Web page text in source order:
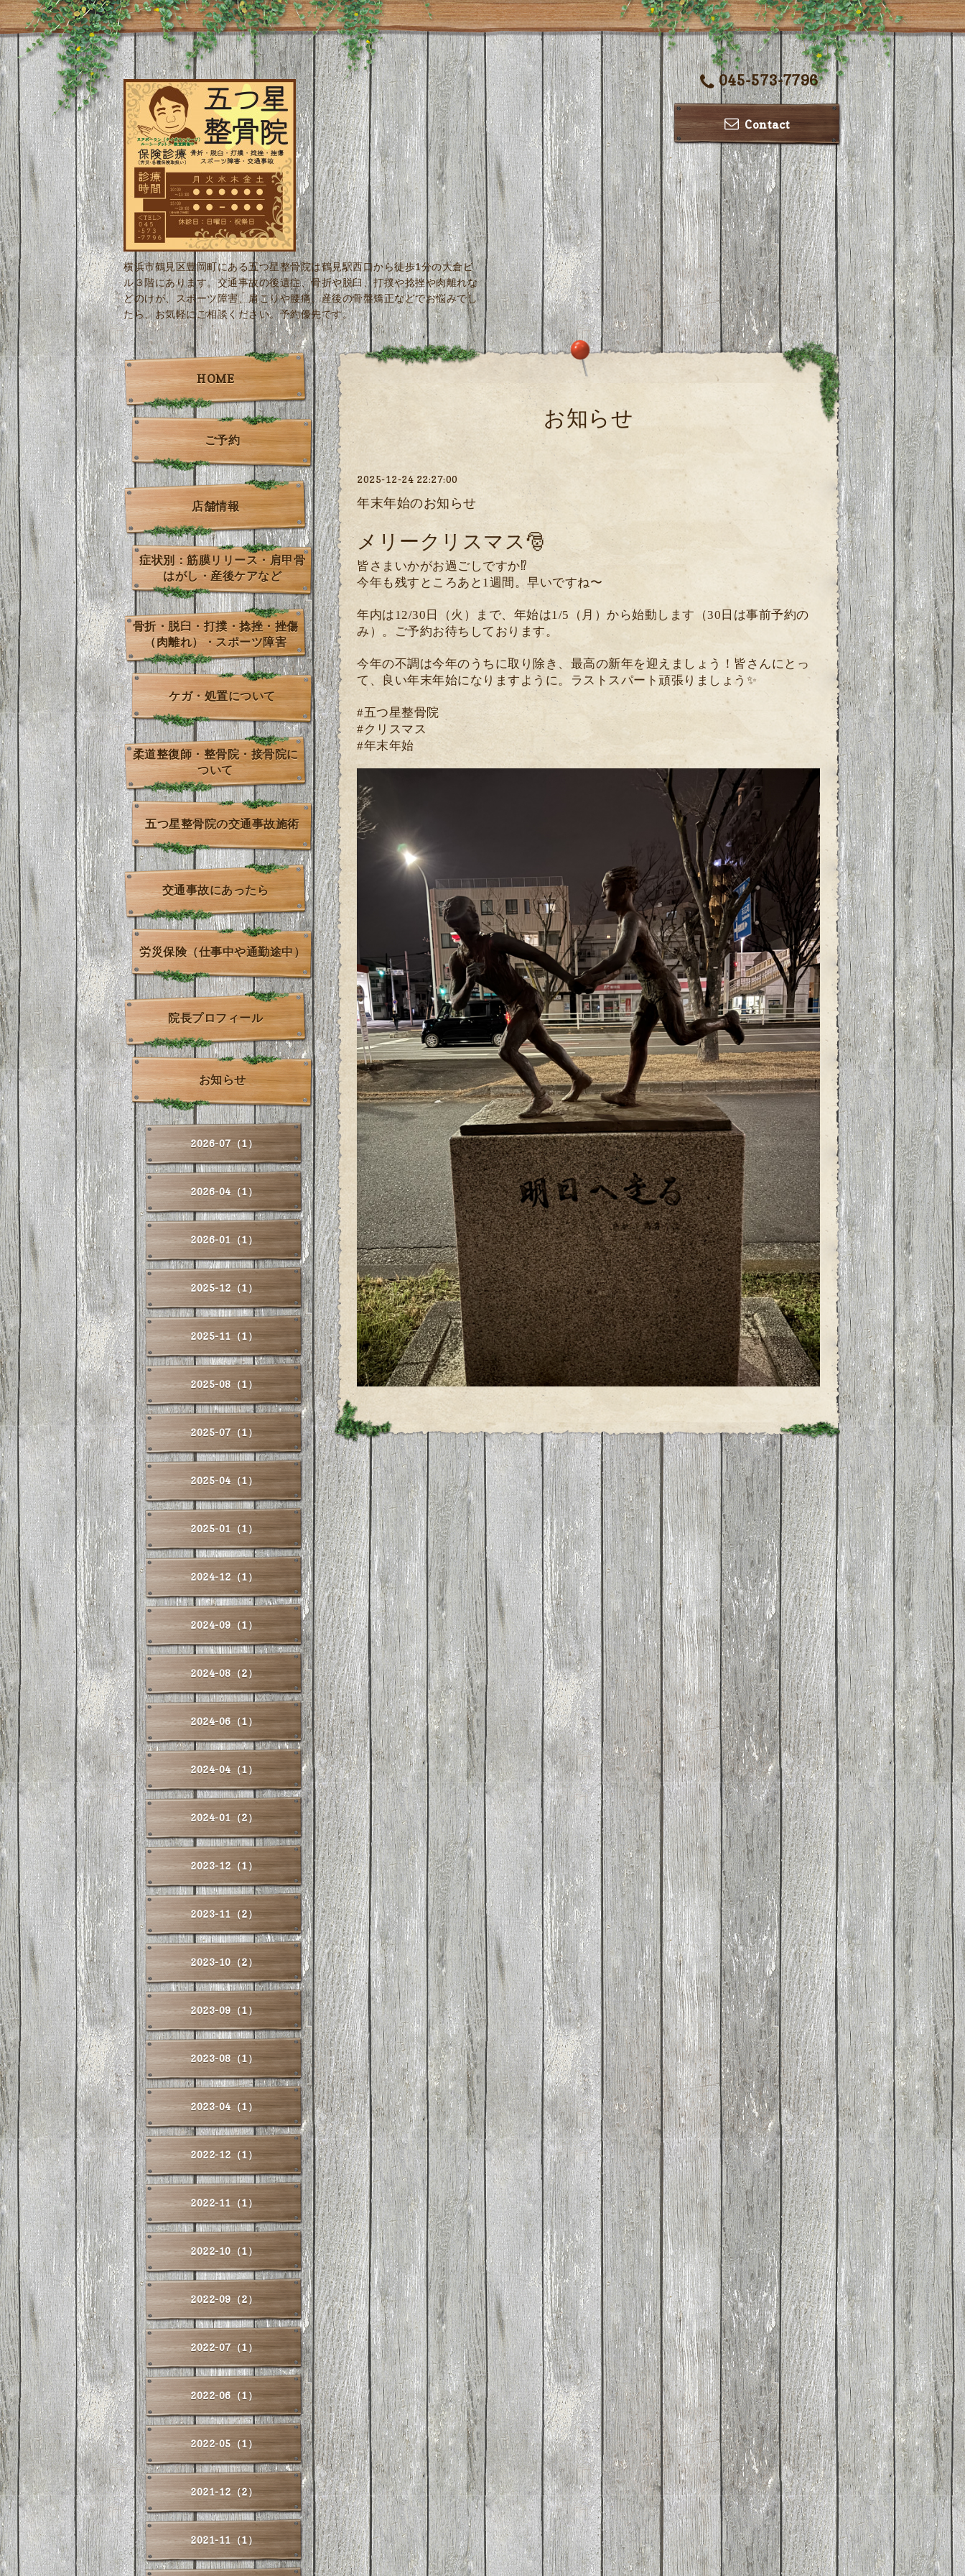
045-573-7796
Contact
横浜市鶴見区豊岡町にある五つ星整骨院は鶴見駅西口から徒歩1分の大倉ビ
ル３階にあります。交通事故の後遺症、骨折や脱臼、打撲や捻挫や肉離れな
どのけが、スポーツ障害、肩こりや腰痛、産後の骨盤矯正などでお悩みでし
たら、お気軽にご相談ください。予約優先です。
お知らせ
2025-12-24 22:27:00
年末年始のお知らせ
メリークリスマス🎅
皆さまいかがお過ごしですか⁉︎
今年も残すところあと1週間。早いですね〜
年内は12/30日（火）まで、年始は1/5（月）から始動します（30日は事前予約の
み）。ご予約お待ちしております。
今年の不調は今年のうちに取り除き、最高の新年を迎えましょう！皆さんにとっ
て、良い年末年始になりますように。ラストスパート頑張りましょう✨
#五つ星整骨院
#クリスマス
#年末年始
HOME
ご予約
店舗情報
症状別：筋膜リリース・肩甲骨
はがし・産後ケアなど
骨折・脱臼・打撲・捻挫・挫傷
（肉離れ）・スポーツ障害
ケガ・処置について
柔道整復師・整骨院・接骨院に
ついて
五つ星整骨院の交通事故施術
交通事故にあったら
労災保険（仕事中や通勤途中）
院長プロフィール
お知らせ
2026-07（1）
2026-04（1）
2026-01（1）
2025-12（1）
2025-11（1）
2025-08（1）
2025-07（1）
2025-04（1）
2025-01（1）
2024-12（1）
2024-09（1）
2024-08（2）
2024-06（1）
2024-04（1）
2024-01（2）
2023-12（1）
2023-11（2）
2023-10（2）
2023-09（1）
2023-08（1）
2023-04（1）
2022-12（1）
2022-11（1）
2022-10（1）
2022-09（2）
2022-07（1）
2022-06（1）
2022-05（1）
2021-12（2）
2021-11（1）